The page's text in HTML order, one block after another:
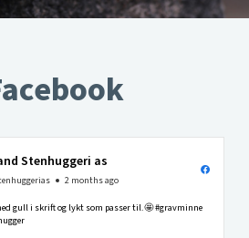
Stenhuggeri as
2 months ago
gull i skrift og lykt som passer til.🤩 #gravminne